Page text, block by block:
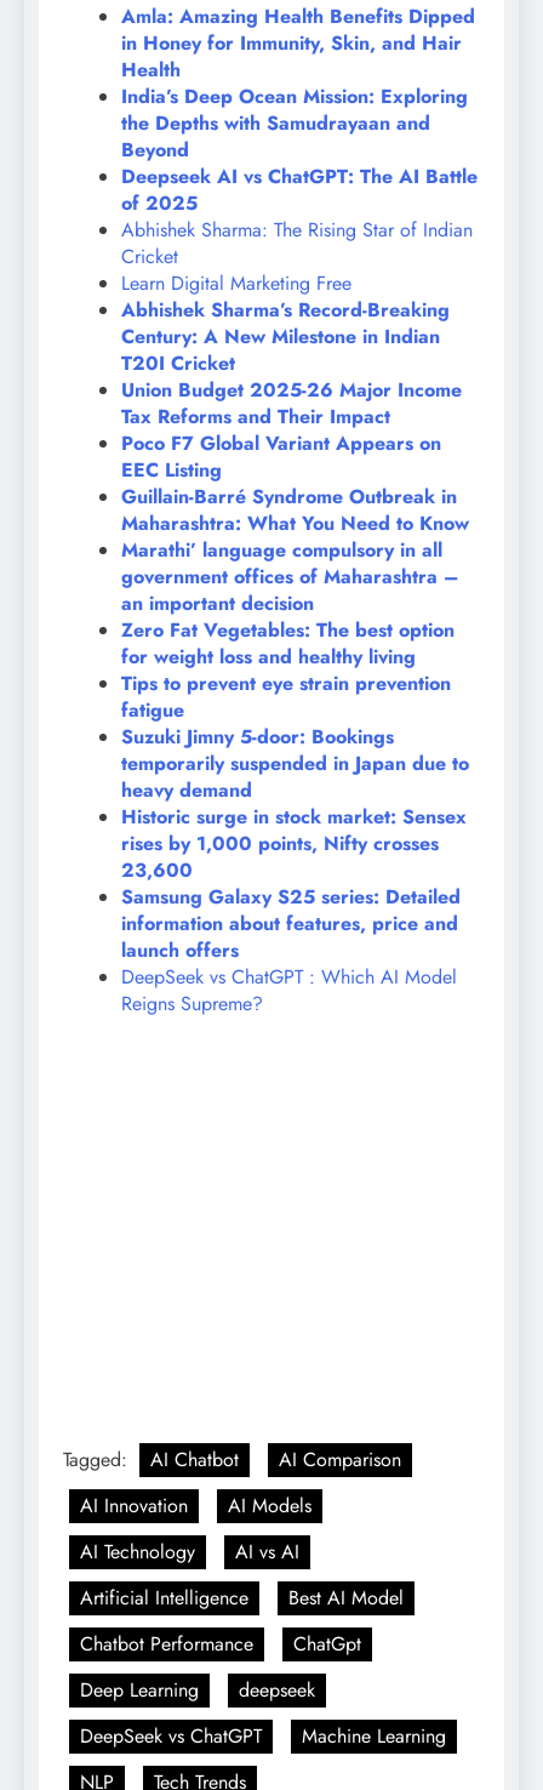
Amla: Amazing Health Benefits Dipped
in Honey for Immunity, Skin, and Hair
Health
India’s Deep Ocean Mission: Exploring
the Depths with Samudrayaan and
Beyond
Deepseek AI vs ChatGPT: The AI Battle
of 2025
Abhishek Sharma: The Rising Star of Indian
Cricket
Learn Digital Marketing Free
Abhishek Sharma’s Record-Breaking
Century: A New Milestone in Indian
T20I Cricket
Union Budget 2025-26 Major Income
Tax Reforms and Their Impact
Poco F7 Global Variant Appears on
EEC Listing
Guillain-Barré Syndrome Outbreak in
Maharashtra: What You Need to Know
Marathi’ language compulsory in all
government offices of Maharashtra –
an important decision
Zero Fat Vegetables: The best option
for weight loss and healthy living
Tips to prevent eye strain prevention
fatigue
Suzuki Jimny 5-door: Bookings
temporarily suspended in Japan due to
heavy demand
Historic surge in stock market: Sensex
rises by 1,000 points, Nifty crosses
23,600
Samsung Galaxy S25 series: Detailed
information about features, price and
launch offers
DeepSeek vs ChatGPT : Which AI Model
Reigns Supreme?
Tagged: AI Chatbot
AI Comparison
AI Innovation
AI Models
AI Technology
AI vs AI
Artificial Intelligence
Best AI Model
Chatbot Performance
ChatGpt
Deep Learning
deepseek
DeepSeek vs ChatGPT
Machine Learning
NLP
Tech Trends